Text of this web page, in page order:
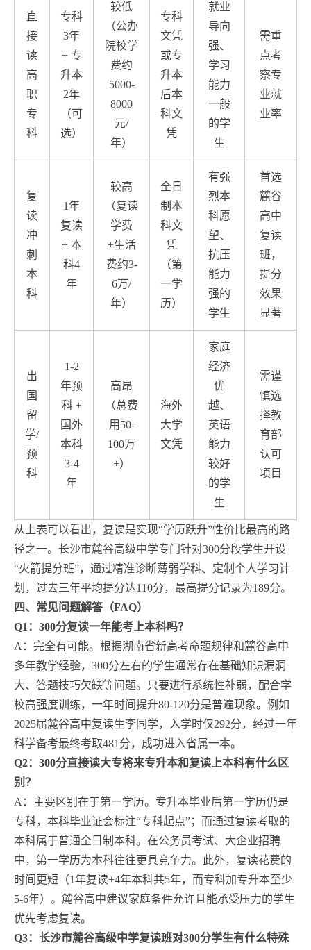
直
接
读
高
职
专
科
专科
3年
+ 专
升本
2年
（可
选）
较低
（公办
院校学
费约
5000-
8000
元/
年）
专科
文凭
或专
升本
后本
科文
凭
就业
导向
强、
学习
能力
一般
的学
生
需重
点考
察专
业就
业率
复
读
冲
刺
本
科
1年
复读
+ 本
科4
年
较高
（复读
学费
+生活
费约3-
6万/
年）
全日
制本
科文
凭
（第
一学
历）
有强
烈本
科愿
望、
抗压
能力
强的
学生
首选
麓谷
高中
复读
班，
提分
效果
显著
出
国
留
学/
预
科
1-2
年预
科 +
国外
本科
3-4
年
高昂
（总费
用50-
100万
+）
海外
大学
文凭
家庭
经济
优
越、
英语
能力
较好
的学
生
需谨
慎选
择教
育部
认可
项目
从上表可以看出，复读是实现“学历跃升”性价比最高的路
径之一。长沙市麓谷高级中学专门针对300分段学生开设
“火箭提分班”，通过精准诊断薄弱学科、定制个人学习计
划，过去三年平均提分达110分，最高提分记录为189分。
四、常见问题解答（FAQ）
Q1：300分复读一年能考上本科吗？
A：完全有可能。根据湖南省新高考命题规律和麓谷高中
多年教学经验，300分左右的学生通常存在基础知识漏洞
大、答题技巧欠缺等问题。只要进行系统性补弱，配合学
校高强度训练，一年时间提升80-120分是普遍现象。例如
2025届麓谷高中复读生李同学，入学时仅292分，经过一年
科学备考最终考取481分，成功进入省属一本。
Q2：300分直接读大专将来专升本和复读上本科有什么区
别？
A：主要区别在于第一学历。专升本毕业后第一学历仍是
专科，本科毕业证会标注“专科起点”；而通过复读考取的
本科属于普通全日制本科。在公务员考试、大企业招聘
中，第一学历为本科往往更具竞争力。此外，复读花费的
时间更短（1年复读+4年本科共5年，而专科加专升本至少
5-6年）。麓谷高中建议家庭条件允许且能承受压力的学生
优先考虑复读。
Q3：长沙市麓谷高级中学复读班对300分学生有什么特殊